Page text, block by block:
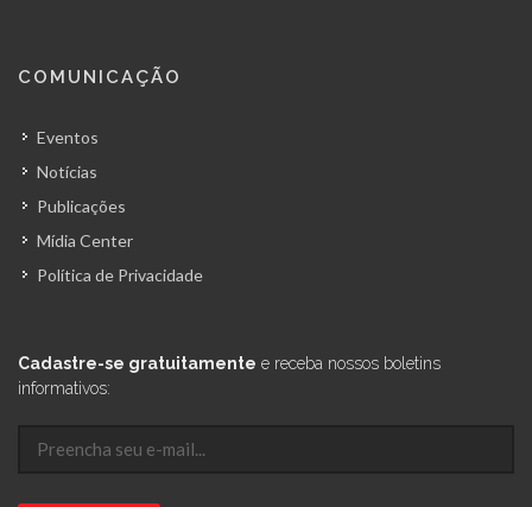
COMUNICAÇÃO
Eventos
Notícias
Publicações
Mídia Center
Política de Privacidade
Cadastre-se gratuitamente e receba nossos boletins
informativos: